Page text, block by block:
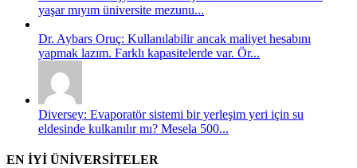
yaşar mıyım üniversite mezunu...
Dr. Aybars Oruç: Kullanılabilir ancak maliyet hesabını
yapmak lazım. Farklı kapasitelerde var. Ör...
Diversey: Evaporatör sistemi bir yerleşim yeri için su
eldesinde kulkanılır mı? Mesela 500...
EN İYİ ÜNİVERSİTELER